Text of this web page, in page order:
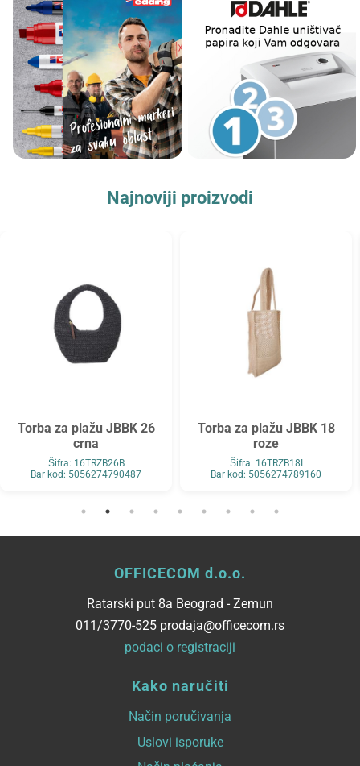
Najnoviji proizvodi
Torba za plažu JBBK 26
crna
Šifra: 16TRZB26B
Bar kod: 5056274790487
Torba za plažu JBBK 18
roze
Šifra: 16TRZB18I
Bar kod: 5056274789160
OFFICECOM d.o.o.
Ratarski put 8a Beograd - Zemun
011/3770-525 prodaja@officecom.rs
podaci o registraciji
Kako naručiti
Način poručivanja
Uslovi isporuke